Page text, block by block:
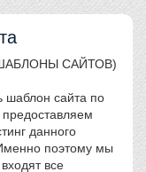
САЙТОВ)
шаблон сайта по
данного
поэтому мы
все